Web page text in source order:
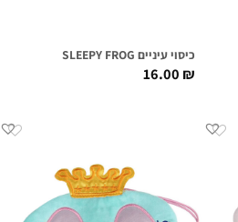
כיסוי עיניים SLEEPY FROG
16.00₪